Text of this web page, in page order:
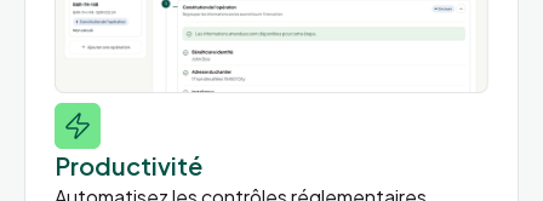
Productivité